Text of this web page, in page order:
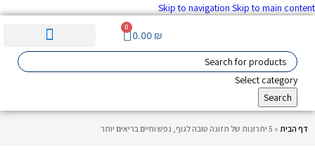
Skip to navigation Skip to main content
0.00 ₪
0
Select category
Search
דף הבית » 5 יתרונות של תזונה טובה לגוף, נפש וחיים בריאים יותר